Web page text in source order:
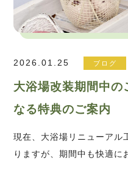
2026.01.25 ブログ
大浴場改装期間中の
なる特典のご案内
現在、大浴場リニューアル
りますが、期間中も快適